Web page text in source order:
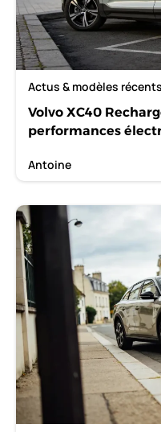
Actus & modèles récents
Volvo XC40
performances
Antoine